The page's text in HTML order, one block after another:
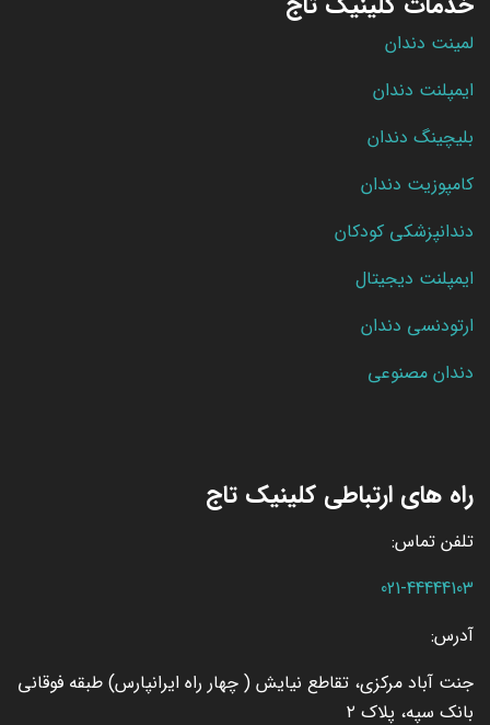
لمینت دندان
ایمپلنت دندان
بلیچینگ دندان
کامپوزیت دندان
دندانپزشکی کودکان
ایمپلنت دیجیتال
ارتودنسی دندان
دندان مصنوعی
راه های ارتباطی کلینیک تاج
تلفن تماس:
021-44444103
آدرس:
جنت آباد مرکزی، تقاطع نیایش ( چهار راه ایرانپارس) طبقه فوقانی
بانک سپه، پلاک ۲